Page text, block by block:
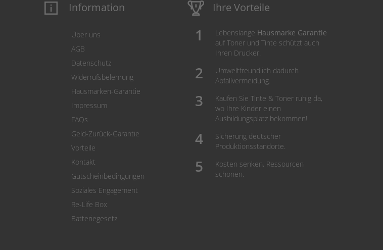
Information
Über uns
AGB
Datenschutz
Widerrufsbelehrung
Hausmarken-Garantie
Impressum
FAQs
Geld-Zurück-Garantie
Vorteile
Kontakt
Gutscheinbedingungen
Soziales Engagement
Re-Life Box
Batteriegesetz
Ihre Vorteile
Lebenslange Hausmarke Garantie
auf Toner und Tinte schützt auch
Ihren Drucker.
Umweltfreundlich dadurch
Abfallvermeidung.
Kaufen Sie Tinte & Toner ruhig da,
wo Ihre Kinder einen
Ausbildungsplatz bekommen!
Sicherung deutscher
Produktionsstandorte.
Kosten senken, Ressourcen
schonen.